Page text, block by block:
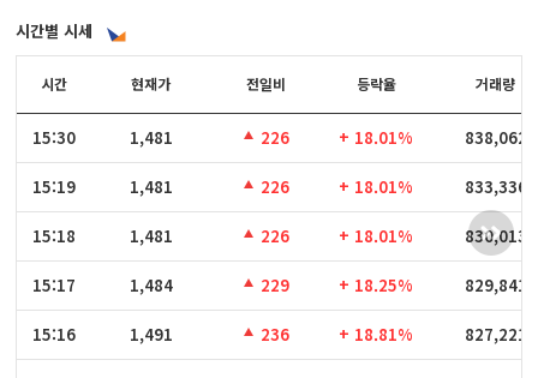
시간별 시세
시간
15:30
15:19
15:18
15:17
15:16
시간 현재가 전일비 등락율 거래량
15:30 1,481 226 + 18.01% 838,062
15:19 1,481 226 + 18.01% 833,336
15:18 1,481 226 + 18.01% 830,013
15:17 1,484 229 + 18.25% 829,841
15:16 1,491 236 + 18.81% 827,221